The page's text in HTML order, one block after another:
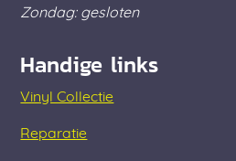
Zondag: gesloten
Handige links
Vinyl Collectie
Reparatie